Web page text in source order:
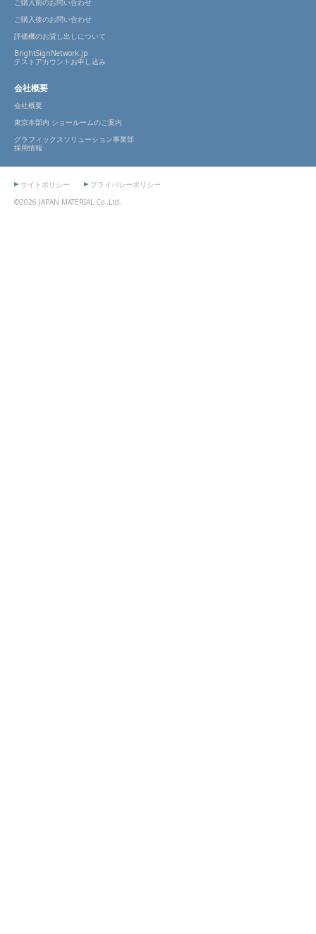
ご購入前のお問い合わせ
ご購入後のお問い合わせ
評価機のお貸し出しについて
BrightSignNetwork.jp
テストアカウントお申し込み
会社概要
会社概要
東京本部内 ショールームのご案内
グラフィックスソリューション事業部
採用情報
©2026 JAPAN MATERIAL Co.,Ltd.
サイトポリシー プライバシーポリシー